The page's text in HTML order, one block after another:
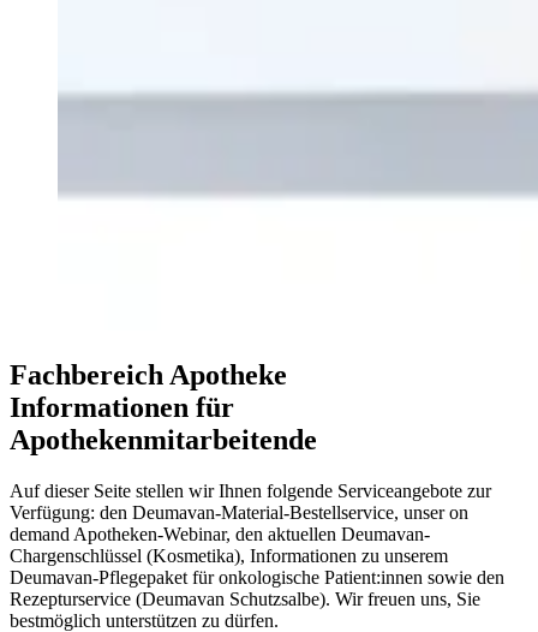
Fachbereich Apotheke
Informationen für
Apothekenmitarbeitende
Auf dieser Seite stellen wir Ihnen folgende Serviceangebote zur
Verfügung: den Deumavan-Material-Bestellservice, unser on
demand Apotheken-Webinar, den aktuellen Deumavan-
Chargenschlüssel (Kosmetika), Informationen zu unserem
Deumavan-Pflegepaket für onkologische Patient:innen sowie den
Rezepturservice (Deumavan Schutzsalbe). Wir freuen uns, Sie
bestmöglich unterstützen zu dürfen.